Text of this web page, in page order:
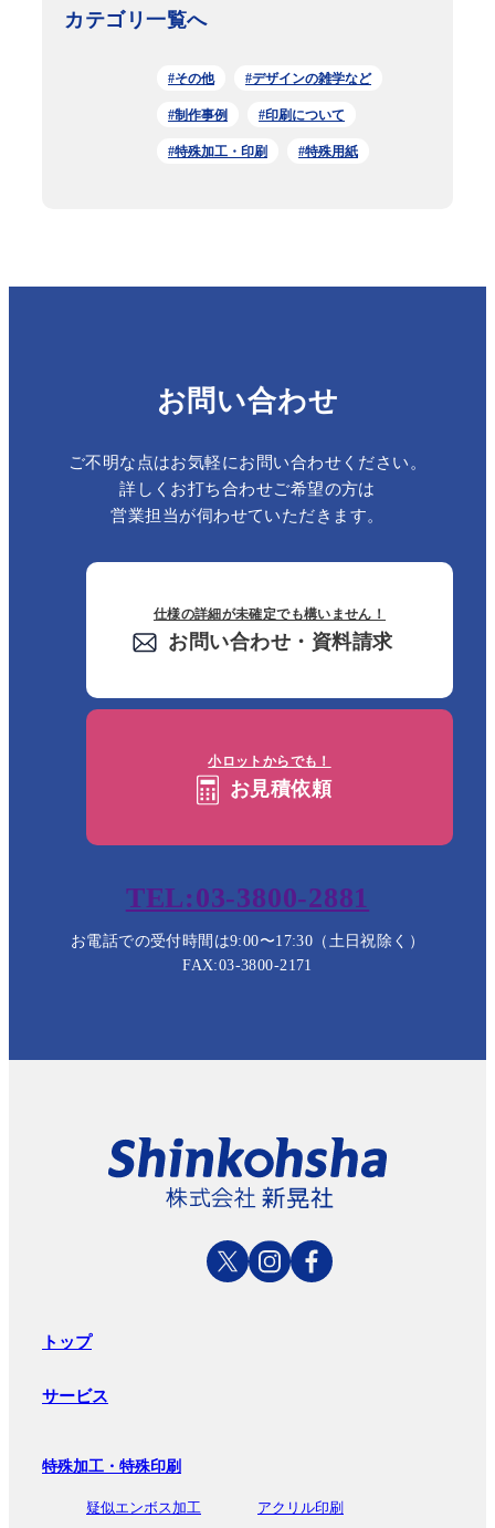
カテゴリ一覧へ
#その他 #デザインの雑学など
#制作事例 #印刷について
#特殊加工・印刷 #特殊用紙
お問い合わせ
ご不明な点はお気軽にお問い合わせください。
詳しくお打ち合わせご希望の方は
営業担当が伺わせていただきます。
仕様の詳細が未確定でも構いません！
お問い合わせ・資料請求
小ロットからでも！
お見積依頼
TEL:03-3800-2881
お電話での受付時間は9:00〜17:30（土日祝除く）
FAX:03-3800-2171
トップ
サービス
特殊加工・特殊印刷
疑似エンボス加工
アクリル印刷